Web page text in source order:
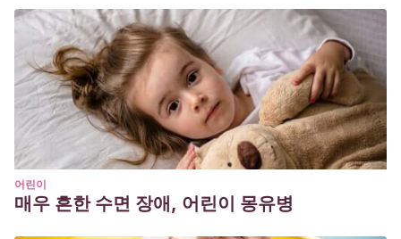
cyberbullying.
https://dadun.unav.edu/bitstream/10171/20588/1/articulo.pdf
어린이
매우 흔한 수면 장애, 어린이 몽유병